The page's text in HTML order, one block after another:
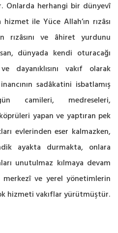
Onlarda herhangi bir dünyevî
ile Yüce Allah’ın rızâsı
rızâsını ve âhiret yurdunu
dünyada kendi oturacağı
dayanıklısını vakıf olarak
sadâkatini isbatlamış
camileri, medreseleri,
yapan ve yaptıran pek
evlerinden eser kalmazken,
ayakta durmakta, onlara
unutulmaz kılmaya devam
ve yerel yönetimlerin
hizmeti vakıflar yürütmüştür.